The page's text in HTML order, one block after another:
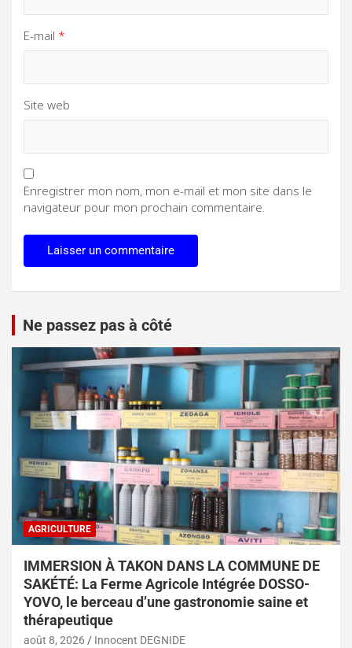
E-mail *
Site web
Enregistrer mon nom, mon e-mail et mon site dans le
navigateur pour mon prochain commentaire.
Ne passez pas à côté
AGRICULTURE
IMMERSION À TAKON DANS LA COMMUNE DE
SAKÉTÉ: La Ferme Agricole Intégrée DOSSO-
YOVO, le berceau d’une gastronomie saine et
thérapeutique
août 8, 2026 Innocent DEGNIDE